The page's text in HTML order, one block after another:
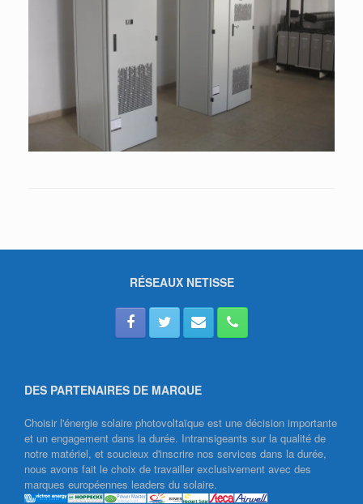
RÉSEAUX NETISSE
DES PARTENAIRES DE MARQUE
Choisir l'énergie solaire photovoltaïque est une décision importante
et un engagement dans la durée. Intransigeants sur la qualité de
notre matériel, et soucieux d'inscrire nos services dans la durée,
nous avons fait le choix de travailler exclusivement avec des
marques européennes leaders du solaire.